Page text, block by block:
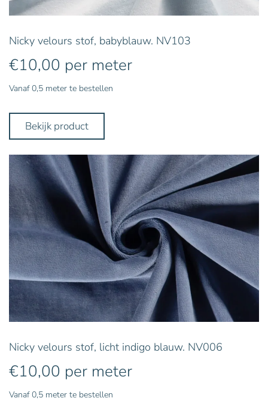
Nicky velours stof, babyblauw. NV103
€10,00 per meter
Vanaf 0,5 meter te bestellen
Bekijk product
Nicky velours stof, licht indigo blauw. NV006
€10,00 per meter
Vanaf 0,5 meter te bestellen